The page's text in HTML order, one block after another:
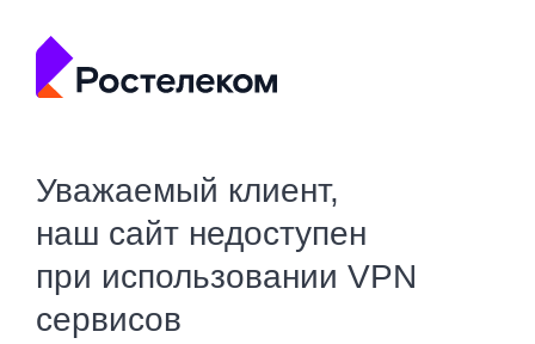
Уважаемый клиент,
наш сайт недоступен
при использовании VPN
сервисов